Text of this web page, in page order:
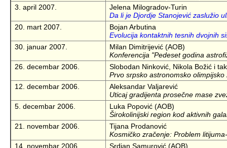
3. april 2007.
Jelena Milogradov-Turin
Da li je Djordje Stanojević zaslužio
20. mart 2007.
Bojan Arbutina
Evolucija kontaktnih tesnih dvojnih
30. januar 2007.
Milan Dimitrijević (AOB)
Konferencija "Pedeset godina
26. decembar 2006.
Slobodan Ninković, Nikola Božić i
Prvo srpsko astronomsko olimpijsko
12. decembar 2006.
Aleksandar Valjarević
Uticaj gradijenta prosečne mase
5. decembar 2006.
Luka Popović (AOB)
Širokolinijski region kod aktivnih
21. novembar 2006.
Tijana Prodanović
Kosmičko zračenje: Problem
14. novembar 2006.
Srdjan Samurović (AOB)